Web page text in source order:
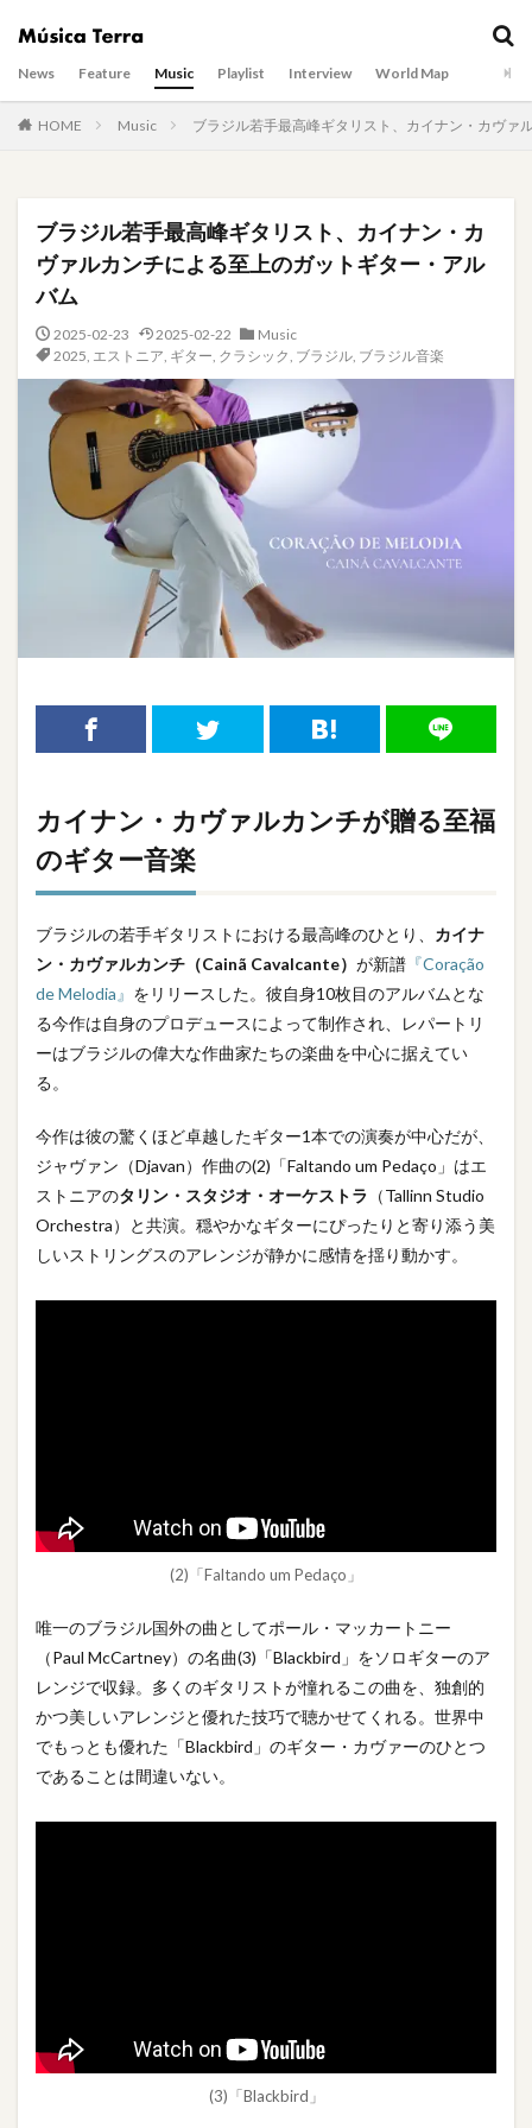
News Feature Music Playlist Interview World Map
HOME Music ブラジル若手最高峰ギタリスト、カイナン・カヴァ
ブラジル若手最高峰ギタリスト、カイナン・カ
ヴァルカンチによる至上のガットギター・アル
バム
2025-02-23 2025-02-22
Music
2025, エストニア, ギター, クラシック, ブラジル, ブラジル音楽
カイナン・カヴァルカンチが贈る至福
のギター音楽
ブラジルの若手ギタリストにおける最高峰のひとり、 カイナ
ン・カヴァルカンチ（Cainã Cavalcante） が新譜 『Coração
de Melodia』 をリリースした。彼自身10枚目のアルバムとな
る今作は自身のプロデュースによって制作され、レパートリ
ーはブラジルの偉大な作曲家たちの楽曲を中心に据えてい
る。
今作は彼の驚くほど卓越したギター1本での演奏が中心だが、
ジャヴァン（Djavan）作曲の(2)「Faltando um Pedaço」はエ
ストニアのタリン・スタジオ・オーケストラ
（Tallinn Studio
Orchestra）と共演。穏やかなギターにぴったりと寄り添う美
しいストリングスのアレンジが静かに感情を揺り動かす。
(2)「Faltando um Pedaço」
唯一のブラジル国外の曲としてポール・マッカートニー
（Paul McCartney）の名曲(3)「Blackbird」をソロギターのア
レンジで収録。多くのギタリストが憧れるこの曲を、独創的
かつ美しいアレンジと優れた技巧で聴かせてくれる。世界中
でもっとも優れた「Blackbird」のギター・カヴァーのひとつ
であることは間違いない。
(3)「Blackbird」